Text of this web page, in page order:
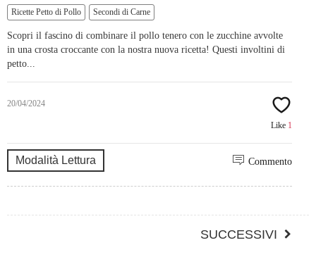
Ricette Petto di Pollo Secondi di Carne
Scopri il fascino di combinare il pollo tenero con le zucchine avvolte
in una crosta croccante con la nostra nuova ricetta! Questi involtini di
petto...
20/04/2024
Like 1
Modalità Lettura Commento
SUCCESSIVI